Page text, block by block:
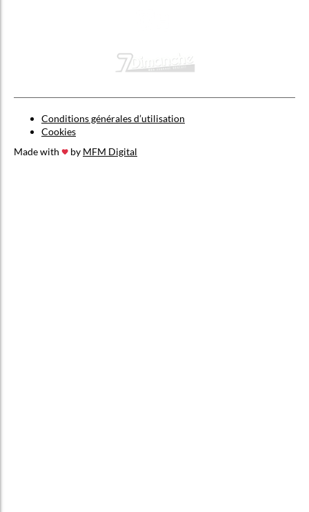
Conditions générales d’utilisation
Cookies
Made with
by MFM Digital